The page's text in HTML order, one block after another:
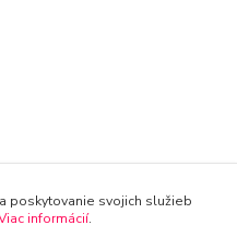
poskytovanie svojich služieb
informácií.